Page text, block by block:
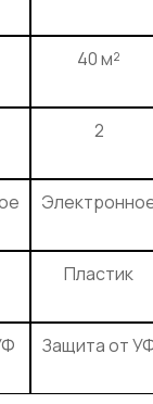
40 м²
2
Пластик
Защита от